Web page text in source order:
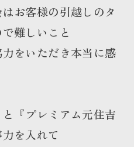
お客様の引越しのタ
難しいこと
をいただき本当に感
と『プレミアム元住吉
を入れて